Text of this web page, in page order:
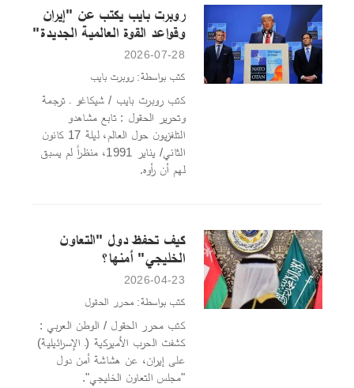
روبرت بايب يكتب عن "إيران
وقواعد القوة العالمية الجديدة"
2026-07-28
كتب بواسطة: روبرت بايب
كتب روبرت بايب / شيكاغو ـ ترجمة
وتحرير الحقول : تابع مشاهدو
التلفزيون حول العالم، ليلة 17 كانون
الثاني/ يناير 1991، منظراً لم يسبق
لهم أن رأوه.
كيف تحفظ دول "التعاون
الخليجي" أمنها؟
2026-04-23
كتب بواسطة: محرر الحقول
كتب محرر الحقول / الوطن العربي :
كشفت الحرب الأميركية (ـ الإسرائيلية)
على إيران، عن هشاشة أمن دول
"مجلس التعاون الخليجي".